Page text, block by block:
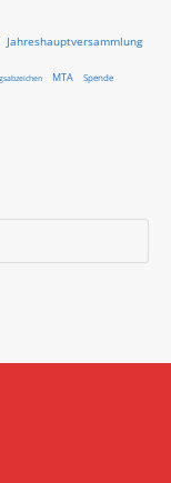
Jahreshauptversammlung
MTA Spende